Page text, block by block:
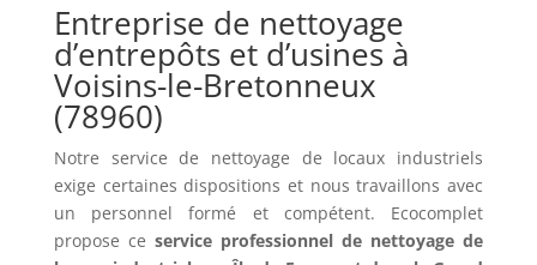
Entreprise de nettoyage
d’entrepôts et d’usines à
Voisins-le-Bretonneux
(78960)
Notre service de nettoyage de locaux industriels
exige certaines dispositions et nous travaillons avec
un personnel formé et compétent. Ecocomplet
propose ce service professionnel de nettoyage de